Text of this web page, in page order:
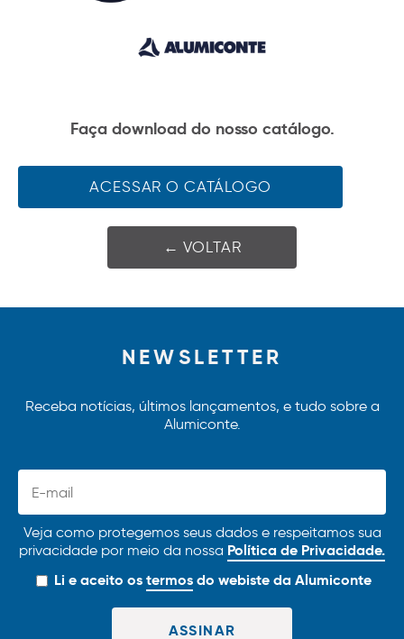
Faça download do nosso catálogo.
ACESSAR O CATÁLOGO
← VOLTAR
NEWSLETTER
Receba notícias, últimos lançamentos, e tudo sobre a
Alumiconte.
Veja como protegemos seus dados e respeitamos sua
privacidade por meio da nossa Política de Privacidade.
Li e aceito ostermosdo webiste da Alumiconte